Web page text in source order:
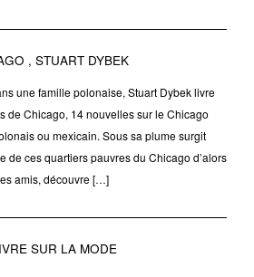
, STUART DYBEK
une famille polonaise, Stuart Dybek livre
de Chicago, 14 nouvelles sur le Chicago
ou mexicain. Sous sa plume surgit
de ces quartiers pauvres du Chicago d’alors
amis, découvre […]
SUR LA MODE